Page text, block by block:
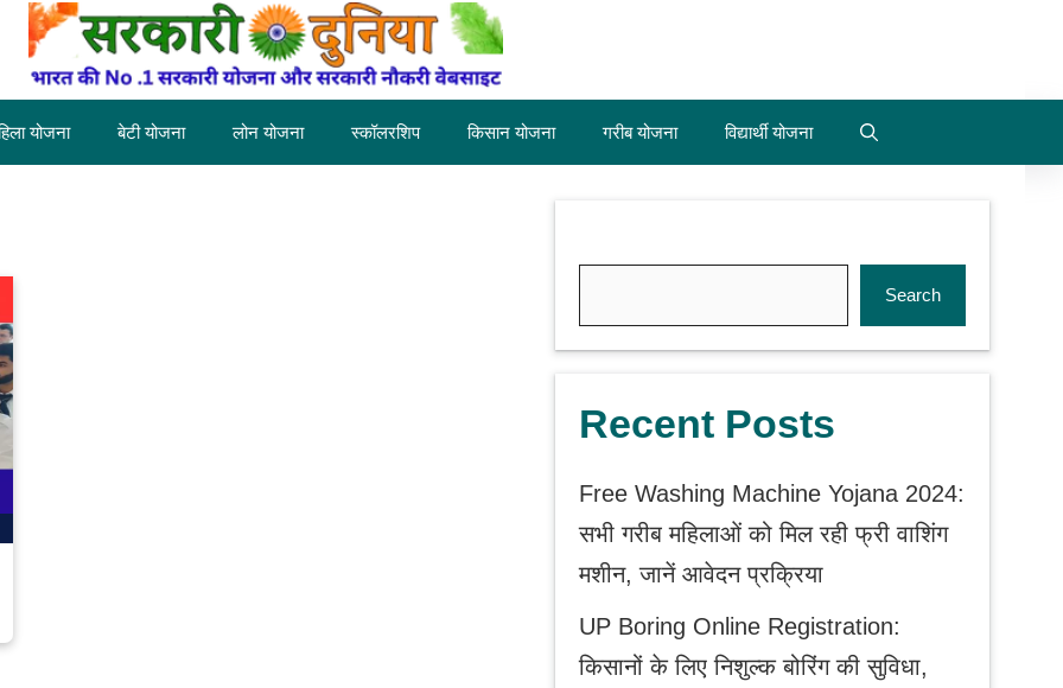
योजना बेटी योजना लोन योजना स्कॉलरशिप किसान योजना गरीब योजना विद्यार्थी योजना
Search
Recent Posts
Free Washing Machine Yojana 2024:
सभी गरीब महिलाओं को मिल रही फ्री वाशिंग
मशीन, जानें आवेदन प्रक्रिया
UP Boring Online Registration:
किसानों के लिए निशुल्क बोरिंग की सुविधा,